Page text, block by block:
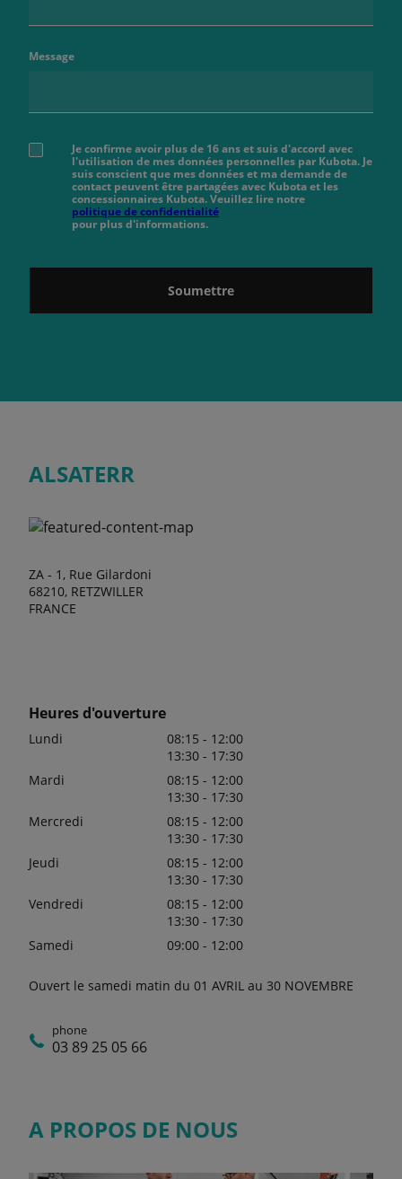
Message
Je confirme avoir plus de 16 ans et suis d'accord avec
l'utilisation de mes données personnelles par Kubota. Je
suis conscient que mes données et ma demande de
contact peuvent être partagées avec Kubota et les
concessionnaires Kubota. Veuillez lire notre
politique de confidentialité
pour plus d'informations.
Soumettre
ALSATERR
ZA - 1, Rue Gilardoni
68210, RETZWILLER
FRANCE
Heures d'ouverture
Lundi
08:15 - 12:00
13:30 - 17:30
Mardi
08:15 - 12:00
13:30 - 17:30
Mercredi
08:15 - 12:00
13:30 - 17:30
Jeudi
08:15 - 12:00
13:30 - 17:30
Vendredi
08:15 - 12:00
13:30 - 17:30
Samedi
09:00 - 12:00
Ouvert le samedi matin du 01 AVRIL au 30 NOVEMBRE
phone
03 89 25 05 66
A PROPOS DE NOUS